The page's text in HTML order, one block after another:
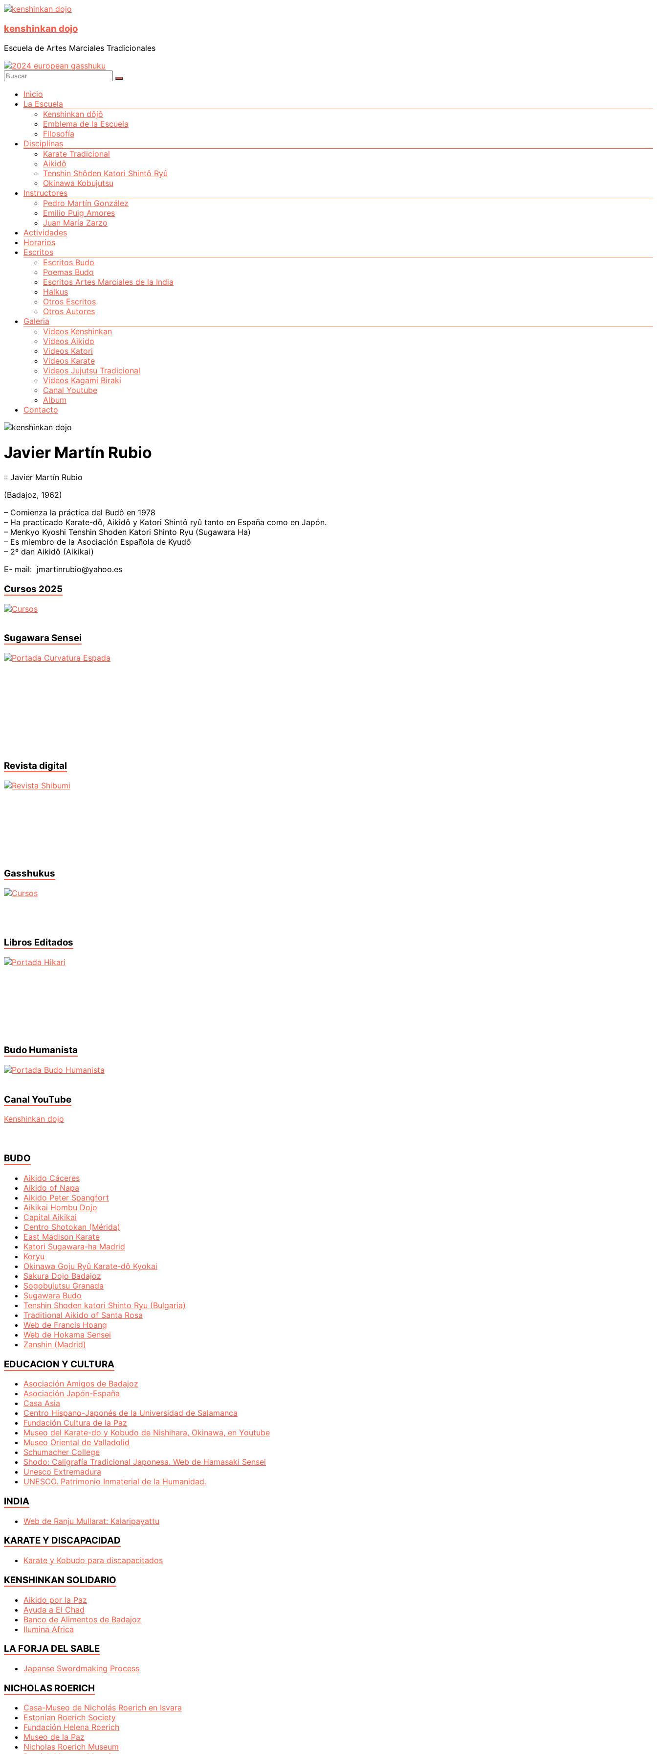
Saltar
contenido
kenshinkan dojo
Escuela de Artes Marciales Tradicionales
Menú Inicio
La Escuela
Kenshinkan dôjô
Emblema de la Escuela
Filosofía
Disciplinas
Karate Tradicional
Aikidô
Tenshin Shôden Katori Shintô Ryû
Okinawa Kobujutsu
Instructores
Pedro Martín González
Emilio Puig Amores
Juan María Zarzo
Actividades
Horarios
Escritos
Escritos Budo
Poemas Budo
Escritos Artes Marciales de la India
Haikus
Otros Escritos
Otros Autores
Galeria
Videos Kenshinkan
Videos Aikido
Videos Katori
Videos Karate
Videos Jujutsu Tradicional
Videos Kagami Biraki
Canal Youtube
Album
Contacto
Javier Martín Rubio
:: Javier Martín Rubio
(Badajoz, 1962)
– Comienza la práctica del Budô en 1978
– Ha practicado Karate-dô, Aikidô y Katori Shintô ryû tanto en España como en Japón.
– Menkyo Kyoshi Tenshin Shoden Katori Shinto Ryu (Sugawara Ha)
– Es miembro de la Asociación Española de Kyudô
– 2º dan Aikidô (Aikikai)
E- mail: jmartinrubio@yahoo.es
Cursos 2025
Sugawara Sensei
Revista digital
Gasshukus
Libros Editados
Budo Humanista
Canal YouTube
Kenshinkan dojo
BUDO
Aikido Cáceres
Aikido of Napa
Aikido Peter Spangfort
Aikikai Hombu Dojo
Capital Aikikai
Centro Shotokan (Mérida)
East Madison Karate
Katori Sugawara-ha Madrid
Koryu
Okinawa Goju Ryû Karate-dô Kyokai
Sakura Dojo Badajoz
Sogobujutsu Granada
Sugawara Budo
Tenshin Shoden katori Shinto Ryu (Bulgaria)
Traditional Aikido of Santa Rosa
Web de Francis Hoang
Web de Hokama Sensei
Zanshin (Madrid)
EDUCACION Y CULTURA
Asociación Amigos de Badajoz
Asociación Japón-España
Casa Asia
Centro Hispano-Japonés de la Universidad de Salamanca
Fundación Cultura de la Paz
Museo del Karate-do y Kobudo de Nishihara, Okinawa, en Youtube
Museo Oriental de Valladolid
Schumacher College
Shodo: Caligrafía Tradicional Japonesa. Web de Hamasaki Sensei
Unesco Extremadura
UNESCO. Patrimonio Inmaterial de la Humanidad.
INDIA
Web de Ranju Mullarat: Kalaripayattu
KARATE Y DISCAPACIDAD
Karate y Kobudo para discapacitados
KENSHINKAN SOLIDARIO
Aikido por la Paz
Ayuda a El Chad
Banco de Alimentos de Badajoz
Ilumina Africa
LA FORJA DEL SABLE
Japanse Swordmaking Process
NICHOLAS ROERICH
Casa-Museo de Nicholás Roerich en Isvara
Estonian Roerich Society
Fundación Helena Roerich
Museo de la Paz
Nicholas Roerich Museum